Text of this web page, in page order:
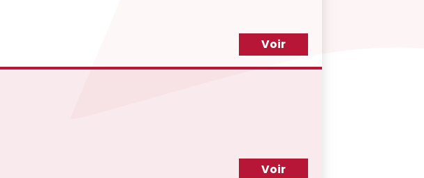
Voir
Voir